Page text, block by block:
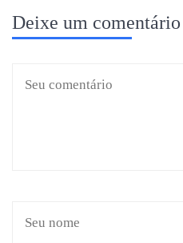
Deixe um comentário